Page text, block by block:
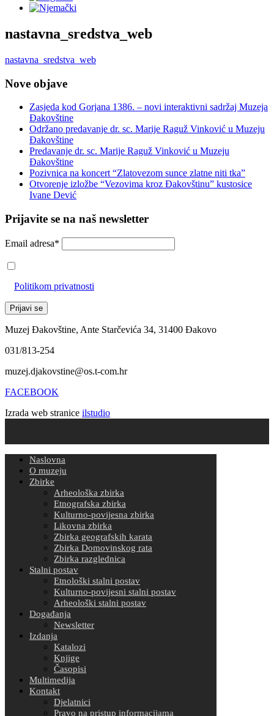
nastavna_sredstva_web
nastavna_sredstva_web
Nove objave
Zasjeda kod Gorjana 1386. – novi interaktivni sadržaj Muzeja
Đakovštine
Održano predavanje dr. sc. Marije Raguž Vinković u Muzeju
Đakovštine
Predavanje dr. sc. Marije Raguž Vinković u Muzeju
Đakovštine
Pozivnica na koncert “Zlatovezom sunce zlatne niti tka”
Otvorenje izložbe “Vezovima kroz Đakovštinu” kustosice
Ivane Dević
Prijavite se na naš newsletter
Email adresa*
Politikom privatnosti
Muzej Đakovštine, Ante Starčevića 34, 31400 Đakovo
031/813-254
muzej.djakovstine@os.t-com.hr
FACEBOOK
Izrada web stranice ilstudio
Naslovna
O muzeju
Zbirke
Arheološka zbirka
Etnografska zbirka
Kulturno-povijesna zbirka
Likovna zbirka
Zbirka geografskih karata
Zbirka Domovinskog rata
Zbirka razglednica
Stalni postav
Etnološki stalni postav
Kulturno-povijesni stalni postav
Arheološki stalni postav
Događanja
Newsletter
Izdanja
Katalozi
Knjige
Časopisi
Multimedija
Kontakt
Djelatnici
Pravo na pristup informacijama